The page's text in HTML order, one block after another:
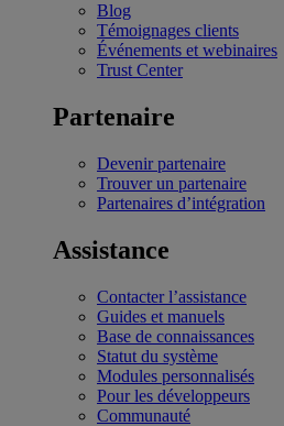
Blog
Témoignages clients
Événements et webinaires
Trust Center
Partenaire
Devenir partenaire
Trouver un partenaire
Partenaires d’intégration
Assistance
Contacter l’assistance
Guides et manuels
Base de connaissances
Statut du système
Modules personnalisés
Pour les développeurs
Communauté